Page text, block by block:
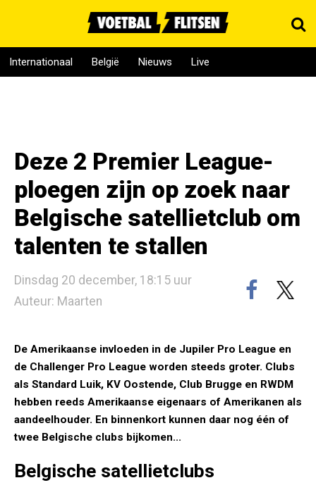
Internationaal België Nieuws Live
Deze 2 Premier League-
ploegen zijn op zoek naar
Belgische satellietclub om
talenten te stallen
Dinsdag 20 december, 18:15 uur
Auteur: Maarten
De Amerikaanse invloeden in de Jupiler Pro League en
de Challenger Pro League worden steeds groter. Clubs
als Standard Luik, KV Oostende, Club Brugge en RWDM
hebben reeds Amerikaanse eigenaars of Amerikanen als
aandeelhouder. En binnenkort kunnen daar nog één of
twee Belgische clubs bijkomen...
Belgische satellietclubs